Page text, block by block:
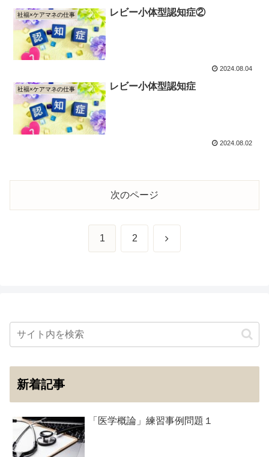
社福×ケアマネの仕事 レビー小体型認知症②
2024.08.04
社福×ケアマネの仕事 レビー小体型認知症
2024.08.02
次のページ
1 2 次
新着記事
「医学概論」練習事例問題１